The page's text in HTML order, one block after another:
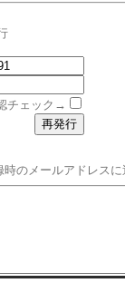
チェック→
のメールアドレスに